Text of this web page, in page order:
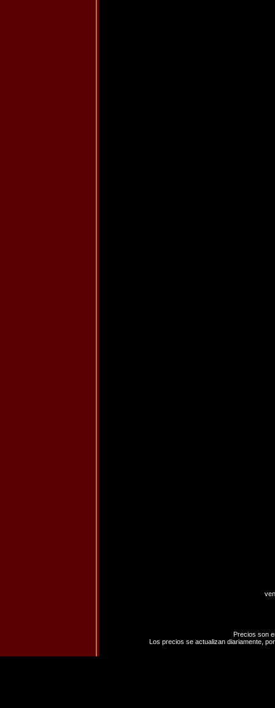
Precios son
Los precios se actualizan diariamente,